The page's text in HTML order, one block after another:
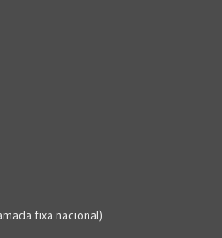
fixa nacional)